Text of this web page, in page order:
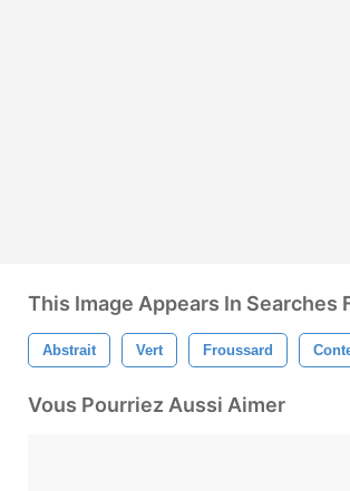
This Image Appears In Searches
Abstrait Vert Froussard
Vous Pourriez Aussi Aimer